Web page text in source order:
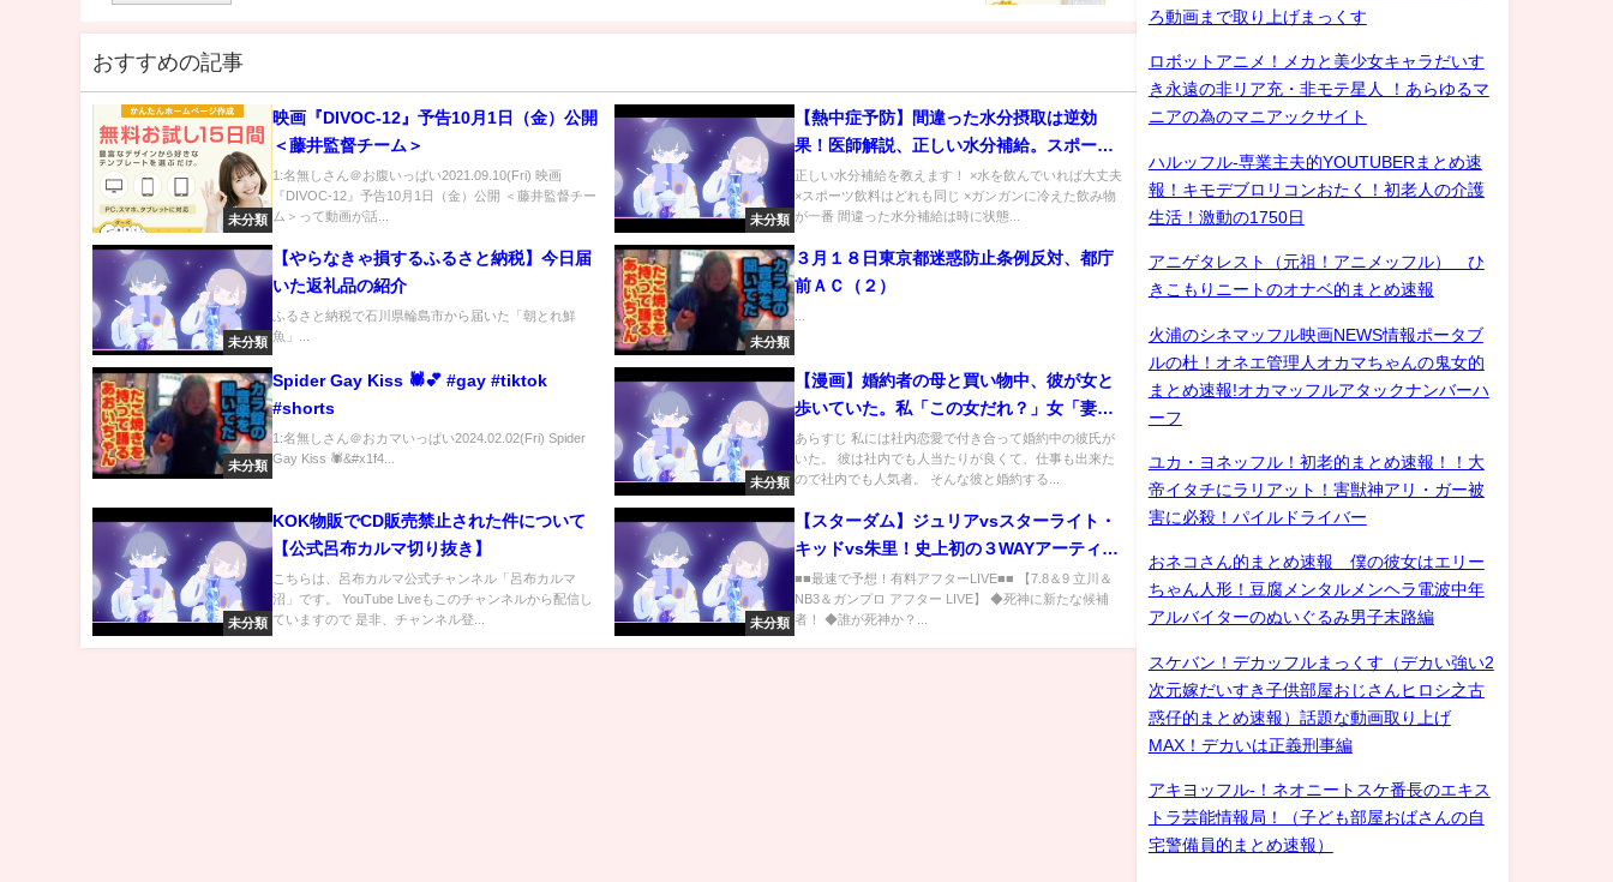
おすすめの記事
未分類
映画『DIVOC-12』予告10月1日（金）公開
＜藤井監督チーム＞
1:名無しさん＠お腹いっぱい2021.09.10(Fri) 映画
『DIVOC-12』予告10月1日（金）公開 ＜藤井監督チー
ム＞って動画が話...
未分類
【熱中症予防】間違った水分摂取は逆効
果！医師解説、正しい水分補給。スポーツ
ドリンク、経口補水液の飲み方。
正しい水分補給を教えます！ ×水を飲んでいれば大丈夫
×スポーツ飲料はどれも同じ ×ガンガンに冷えた飲み物
が一番 間違った水分補給は時に状態...
未分類
【やらなきゃ損するふるさと納税】今日届
いた返礼品の紹介
ふるさと納税で石川県輪島市から届いた「朝とれ鮮
魚」...
未分類
３月１８日東京都迷惑防止条例反対、都庁
前ＡＣ（２）
未分類
Spider Gay Kiss 🕷️💕 #gay #tiktok
#shorts
1:名無しさん＠おカマいっぱい2024.02.02(Fri) Spider
Gay Kiss 🕷️&#x1f4...
未分類
【漫画】婚約者の母と買い物中、彼が女と
歩いていた。私「この女だれ？」女「妻
よ」私「え？」
あらすじ 私には社内恋愛で付き合って婚約中の彼氏が
いた。 彼は社内でも人当たりが良くて、仕事も出来た
ので社内でも人気者。 そんな彼と婚約する...
未分類
KOK物販でCD販売禁止された件について
【公式呂布カルマ切り抜き】
こちらは、呂布カルマ公式チャンネル「呂布カルマ
沼」です。 YouTube Liveもこのチャンネルから配信し
ていますので 是非、チャンネル登...
未分類
【スターダム】ジュリアvsスターライト・
キッドvs朱里！史上初の３WAYアーティス
ト戦！Oh!舞まいジュリア！MIRAI＆壮麗
亜美も初挑戦！何度も呼ばれるキッドはな
ぜか嬉しそう！【STARDOM】
■■最速で予想！有料アフターLIVE■■ 【7.8＆9 立川＆
NB3＆ガンプロ アフター LIVE】 ◆死神に新たな候補
者！ ◆誰が死神か？...
ろ動画まで取り上げまっくす
ロボットアニメ！メカと美少女キャラだいす
き永遠の非リア充・非モテ星人 ！あらゆるマ
ニアの為のマニアックサイト
ハルッフル-専業主夫的YOUTUBERまとめ速
報！キモデブロリコンおたく！初老人の介護
生活！激動の1750日
アニゲタレスト（元祖！アニメッフル） ひ
きこもりニートのオナベ的まとめ速報
火浦のシネマッフル映画NEWS情報ポータブ
ルの杜！オネエ管理人オカマちゃんの鬼女的
まとめ速報!オカマッフルアタックナンバーハ
ーフ
ユカ・ヨネッフル！初老的まとめ速報！！大
帝イタチにラリアット！害獣神アリ・ガー被
害に必殺！パイルドライバー
おネコさん的まとめ速報 僕の彼女はエリー
ちゃん人形！豆腐メンタルメンヘラ電波中年
アルバイターのぬいぐるみ男子末路編
スケバン！デカッフルまっくす（デカい強い2
次元嫁だいすき子供部屋おじさんヒロシ之古
惑仔的まとめ速報）話題な動画取り上げ
MAX！デカいは正義刑事編
アキヨッフル-！ネオニートスケ番長のエキス
トラ芸能情報局！（子ども部屋おばさんの自
宅警備員的まとめ速報）